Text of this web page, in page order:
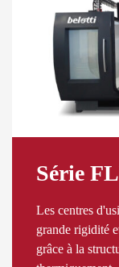
Série
Les centres
grande rigidité
grâce à la